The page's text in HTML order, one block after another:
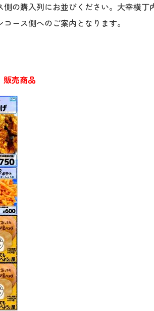
の購入列にお並びください。大幸横丁
ース側へのご案内となります。
売商品